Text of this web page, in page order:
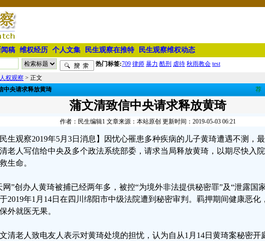
闻稿 维权经历 个人文集 民生观察在推特 民生观察维权动态
热门标签:709 律师 暴力 酷刑 虐待 秋雨教会 test
人权观察 > 正文
中央请求释放黄琦 荐
蒲文清致信中央请求释放黄琦
作者：民生编辑1 文章来源：本站原创 更新时间：2019-05-03 06:21
民生观察2019年5月3日消息】因忧心罹患多种疾病的儿子黄琦遭遇不测，
老人写信给中央及多个政法系统部委，请求当局释放黄琦，以期尽快入
生命。
网”创办人黄琦被捕已经两年多，被控“为境外非法提供秘密罪”及“泄露国
2019年1月14日在四川绵阳市中级法院遭到秘密审判。羁押期间健康恶化
外就医无果。
清老人致电友人表示对黄琦处境的担忧，认为自从1月14日黄琦案秘密开